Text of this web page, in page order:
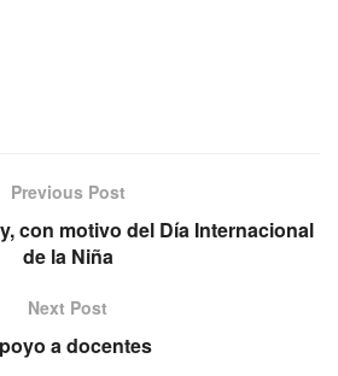
Previous Post
con motivo del Día Internacional
de la Niña
Next Post
a docentes